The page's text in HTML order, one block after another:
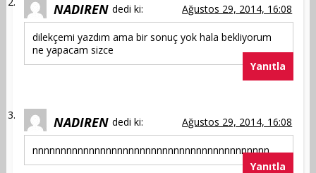
NADIREN dedi ki: Ağustos 29, 2014, 16:08
dilekçemi yazdım ama bir sonuç yok hala bekliyorum
ne yapacam sizce
Yanıtla
NADIREN dedi ki: Ağustos 29, 2014, 16:08
nnnnnnnnnnnnnnnnnnnnnnnnnnnnnnnnnnnnnnnnnn
Yanıtla